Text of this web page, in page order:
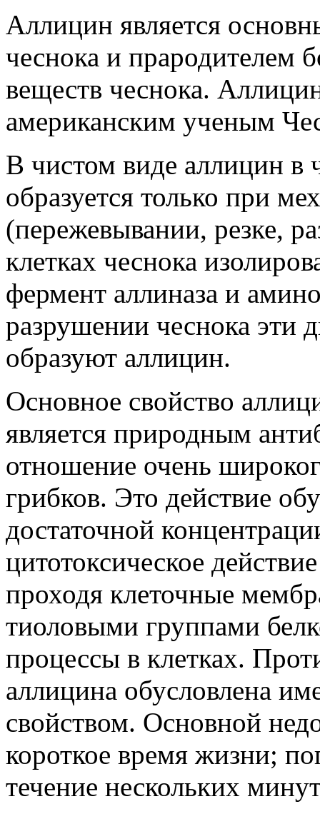
Аллицин является
чеснока и прародителем
веществ чеснока.
американским ученым
В чистом виде аллицин в
образуется только при
(пережевывании, резке,
клетках чеснока
фермент аллиназа и
разрушении чеснока эти
образуют аллицин.
Основное свойство
является природным
отношение очень
грибков. Это действие
достаточной
цитотоксическое
проходя клеточные
тиоловыми группами
процессы в клетках.
аллицина обусловлена
свойством. Основной
короткое время жизни;
течение нескольких